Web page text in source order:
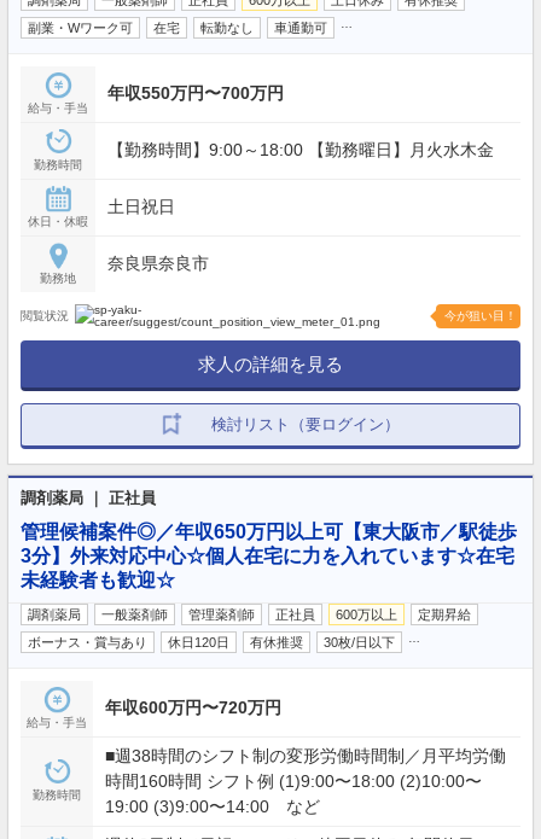
副業・Wワーク可
在宅 転勤なし 車通勤可
給与・手当
年収550万円〜700万円
勤務時間
【勤務時間】9:00～18:00 【勤務曜日】月火水木金
休日・休暇
土日祝日
勤務地
奈良県奈良市
閲覧状況 今が狙い目！
求人の詳細を見る
検討リスト（要ログイン）
調剤薬局 ｜ 正社員
管理候補案件◎／年収650万円以上可【東大阪市／駅徒歩
3分】外来対応中心☆個人在宅に力を入れています☆在宅
未経験者も歓迎☆
調剤薬局 一般薬剤師 管理薬剤師 正社員 600万以上
定期昇給
ボーナス・賞与あり
休日120日 有休推奨 30枚/日以下
給与・手当
年収600万円〜720万円
勤務時間
■週38時間のシフト制の変形労働時間制／月平均労働
時間160時間 シフト例 (1)9:00〜18:00 (2)10:00〜
19:00 (3)9:00〜14:00 など